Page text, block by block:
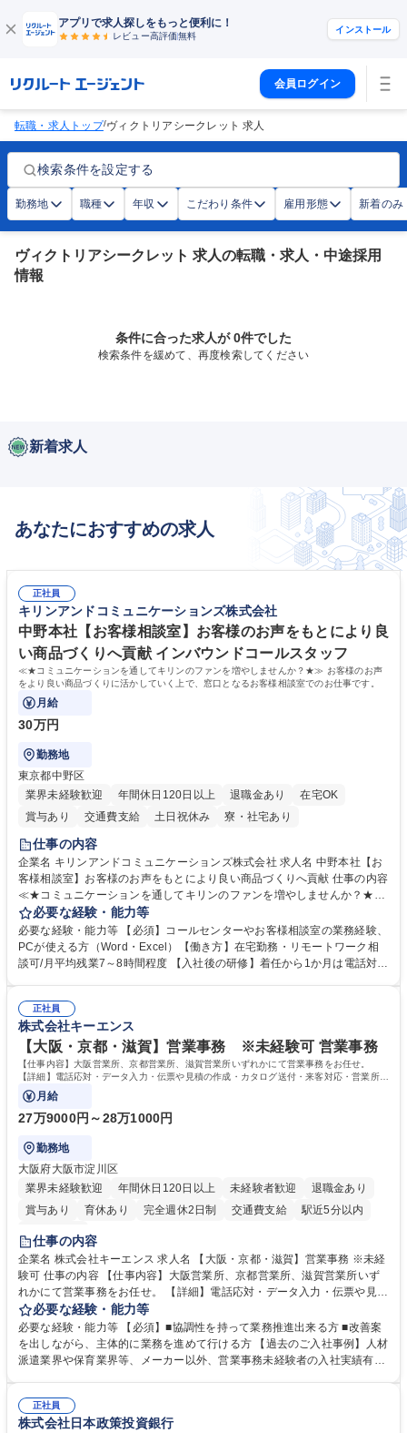
アプリで求人探しをもっと便利に！
レビュー高評価無料
インストール
会員ログイン
転職・求人トップ/ヴィクトリアシークレット 求人
検索条件を設定する
勤務地 職種 年収 こだわり条件 雇用形態 新着のみ
ヴィクトリアシークレット 求人の転職・求人・中途採用
情報
条件に合った求人が 0件でした
検索条件を緩めて、再度検索してください
新着求人
あなたにおすすめの求人
正社員
キリンアンドコミュニケーションズ株式会社
中野本社【お客様相談室】お客様のお声をもとにより良
い商品づくりへ貢献 インバウンドコールスタッフ
≪★コミュニケーションを通してキリンのファンを増やしませんか？★≫ お客様のお声
をより良い商品づくりに活かしていく上で、窓口となるお客様相談室でのお仕事です。
月給
30万円
勤務地
東京都中野区
業界未経験歓迎
年間休日120日以上 退職金あり
在宅OK
賞与あり
交通費支給 土日祝休み 寮・社宅あり
仕事の内容
企業名 キリンアンドコミュニケーションズ株式会社 求人名 中野本社【お
客様相談室】お客様のお声をもとにより良い商品づくりへ貢献 仕事の内容
≪★コミュニケーションを通してキリンのファンを増やしませんか？★≫
お客様のお声をより良い商品づくりに活かしていく上で、窓口となるお客
様相談室でのお仕事です。 日々お客様からいただくキリングループへのご
意見を、企業活動に活かしています。お客様からの声に迅速かつ誠意をも
って対応、情報提供するとともにグループ内活動に反映しています。 【具
平均100件前後■メール・手紙：同上40件前後 募集職種 中野本社【お客様
相談室】お客様のお声をもとにより良い商品づくりへ貢献
必要な経験・能力等
必要な経験・能力等 【必須】コールセンターやお客様相談室の業務経験、
PCが使える方（Word・Excel）【働き方】在宅勤務・リモートワーク相
談可/月平均残業7～8時間程度 【入社後の研修】着任から1か月は電話対応
すのでご安心ください。 【当社について】キリングループの広報機能を担
う会社として、お客様との出会いを大切にし、磨き上げたホスピタリティ
を込めてコミュニケーションをとりながら広報関連業務を行っておりま
す。 学歴・資格 学歴：大学院 大学 高専 短大 専修学校 高校 語学力： 資
格：
正社員
株式会社キーエンス
【大阪・京都・滋賀】営業事務 ※未経験可 営業事務
【仕事内容】大阪営業所、京都営業所、滋賀営業所いずれかにて営業事務をお任せ。
【詳細】電話応対・データ入力・伝票や見積の作成・カタログ送付・来客対応・営業所内
で発生する事務業務や業務改善をお任せ。
月給
27万9000円～28万1000円
勤務地
大阪府大阪市淀川区
業界未経験歓迎
年間休日120日以上 未経験者歓迎
退職金あり
賞与あり
育休あり 完全週休2日制 交通費支給
駅近5分以内
土日祝休み
仕事の内容
企業名 株式会社キーエンス 求人名 【大阪・京都・滋賀】営業事務 ※未経
験可 仕事の内容 【仕事内容】大阪営業所、京都営業所、滋賀営業所いず
れかにて営業事務をお任せ。 【詳細】電話応対・データ入力・伝票や見積
の作成・カタログ送付・来客対応・営業所内で発生する事務業務や業務改
善をお任せ。 【教育制度】ご入社後、育成担当とペアになりながらOJTに
て業務を覚えていただくことが可能です。業務システムがきちんと構築さ
れているため、スムーズに仕事に慣れることができる環境です。また、
募集職種 【大阪・京都・滋賀】営業事務 ※未経験可
必要な経験・能力等
必要な経験・能力等 【必須】■協調性を持って業務推進出来る方 ■改善案
を出しながら、主体的に業務を進めて行ける方 【過去のご入社事例】人材
派遣業界や保育業界等、メーカー以外、営業事務未経験者の入社実績有
えて、お客様や社員の状況に合わせ、能動的なサポート、改善の動きも期
待され。組織を支えるスペシャリストとして、チームに貢献し、結果的に
正社員
株式会社日本政策投資銀行